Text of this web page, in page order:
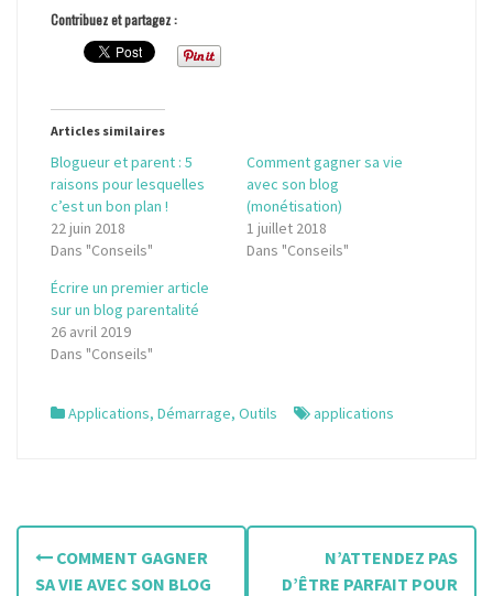
Contribuez et partagez :
Articles similaires
Blogueur et parent : 5
raisons pour lesquelles
c’est un bon plan !
22 juin 2018
Dans "Conseils"
Comment gagner sa vie
avec son blog
(monétisation)
1 juillet 2018
Dans "Conseils"
Écrire un premier article
sur un blog parentalité
26 avril 2019
Dans "Conseils"
Applications, Démarrage, Outils applications
N
COMMENT GAGNER
SA VIE AVEC SON BLOG
N’ATTENDEZ PAS
D’ÊTRE PARFAIT POUR